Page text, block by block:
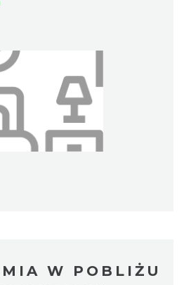
W POBLIŻU